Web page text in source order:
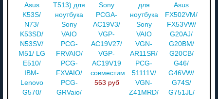
Asus
K53S/
N73/
K53SD/
N53SV/
M51/ LG
E510/
IBM-
Lenovo
G570/
T513) для
ноутбука
Sony
VAIO
PCG-
FRVAIO/
PCG-
FXVAIO/
PCG-
GRVaio/
Sony
PCGA-
AC19V3/
VGP-
AC19V27/
VGP-
AC19V19
совместимый
563 руб
для
ноутбука
Sony
VAIO
VGN-
AR11SR/
PCG-
51111V/
VGN-
Z41MRD/
Asus
FX502VM/
FX53VW/
G20AJ/
G20BM/
G20CB/
G46/
G46VW/
G74S/
G751JL/